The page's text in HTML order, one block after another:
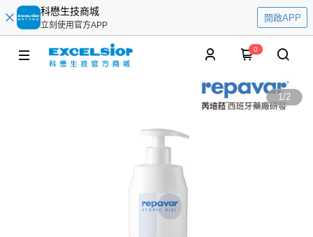
科懋生技商城
立刻使用官方APP
開啟APP
0
1/2